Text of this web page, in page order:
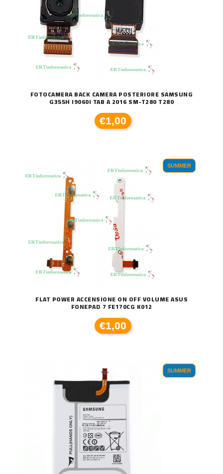
FOTOCAMERA BACK CAMERA POSTERIORE SAMSUNG
G355H I9060I TAB A 2016 SM-T280 T280
€1,00
SUMMER
FLAT POWER ACCENSIONE ON OFF VOLUME ASUS
FONEPAD 7 FE170CG K012
€1,00
SUMMER